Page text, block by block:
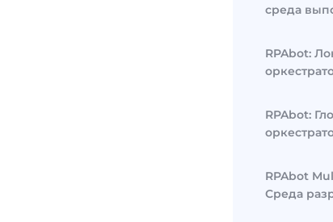
среда
RPAbot:
RPAbot:
RPAbot
Среда